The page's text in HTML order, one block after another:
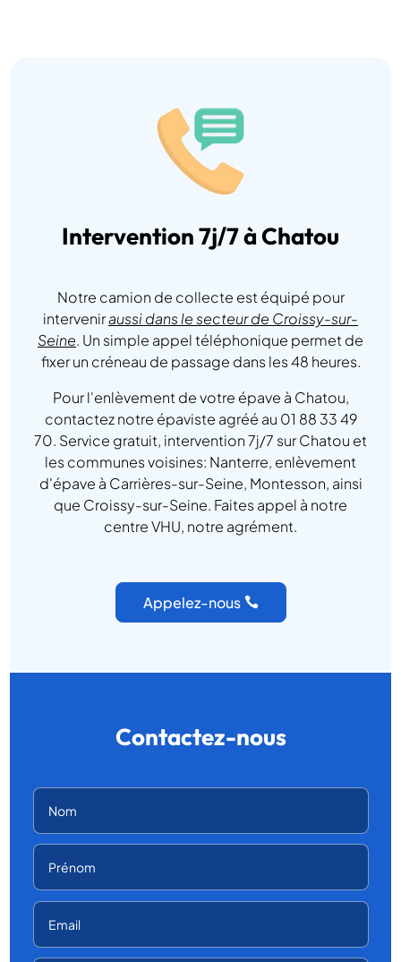
Intervention 7j/7 à Chatou
Notre camion de collecte est équipé pour
interveniraussi dans le secteur de Croissy-sur-
Seine. Un simple appel téléphonique permet de
fixer un créneau de passage dans les 48 heures.
Pour l'enlèvement de votre épave à Chatou,
contactez notre épaviste agréé au 01 88 33 49
70. Service gratuit, intervention 7j/7 sur Chatou et
les communes voisines: Nanterre, enlèvement
d'épave à Carrières-sur-Seine, Montesson, ainsi
que Croissy-sur-Seine. Faites appel à notre
centre VHU, notre agrément.
Appelez-nous
Contactez-nous